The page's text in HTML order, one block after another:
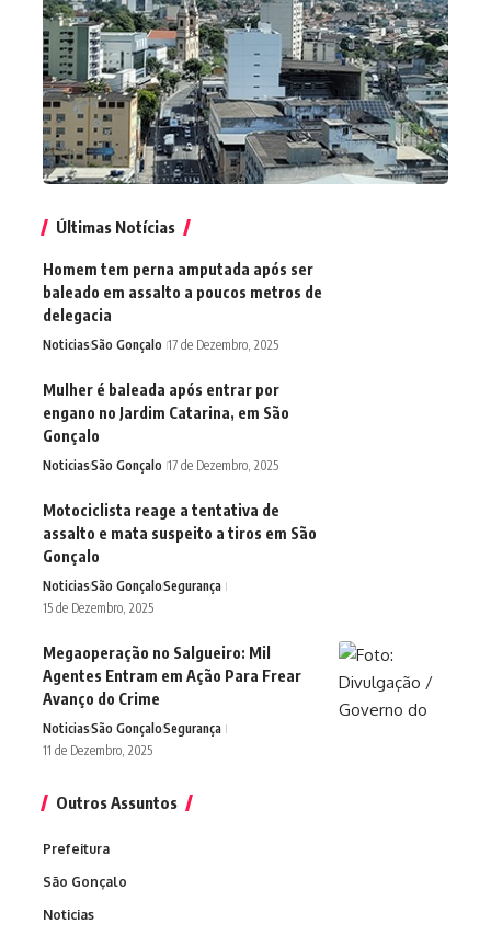
Últimas Notícias
Homem tem perna amputada após ser
baleado em assalto a poucos metros de
delegacia
NoticiasSão Gonçalo 17 de Dezembro, 2025
Mulher é baleada após entrar por
engano no Jardim Catarina, em São
Gonçalo
NoticiasSão Gonçalo 17 de Dezembro, 2025
Motociclista reage a tentativa de
assalto e mata suspeito a tiros em São
Gonçalo
NoticiasSão GonçaloSegurança
15 de Dezembro, 2025
Megaoperação no Salgueiro: Mil
Agentes Entram em Ação Para Frear
Avanço do Crime
NoticiasSão GonçaloSegurança
11 de Dezembro, 2025
Outros Assuntos
Prefeitura
São Gonçalo
Noticias